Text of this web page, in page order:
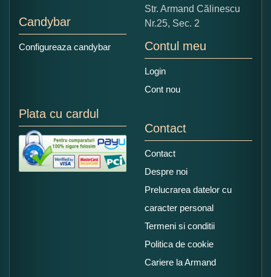
Candybar
Configureaza candybar
Str. Armand Călinescu
Nr.25, Sec. 2
Contul meu
Login
Cont nou
Plata cu cardul
Contact
Contact
Despre noi
Prelucrarea datelor cu
caracter personal
Termeni si conditii
Politica de cookie
Cariere la Armand